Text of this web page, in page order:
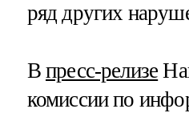
ряд других
В пресс-релизе
комиссии по